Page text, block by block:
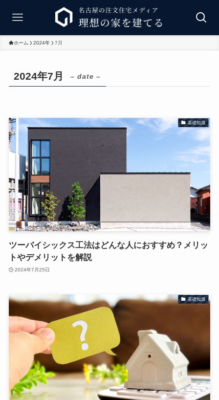
ホーム 2024年 7月
2024年7月 – date –
基礎知識
ツーバイシックス工法はどんな人におすすめ？メリッ
トやデメリットを解説
2024年7月25日
基礎知識